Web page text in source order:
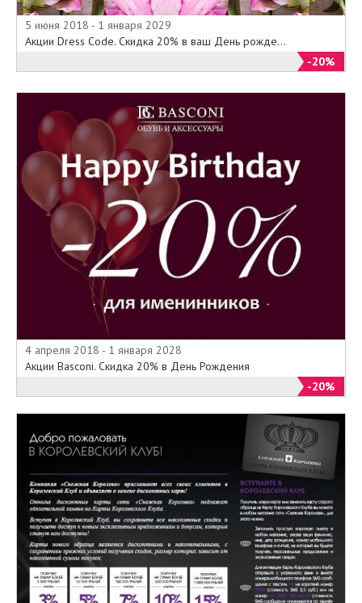
5 июня 2018 - 1 января 2029
Акции Dress Code. Скидка 20% в ваш День рожде...
-20%
4 апреля 2018 - 1 января 2028
Акции Basconi. Скидка 20% в День Рождения
-20%